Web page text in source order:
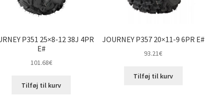
P351 25×8-12 38J 4PR
E#
101.68€
Tilføj til kurv
JOURNEY P357 20×11-9 6PR E#
93.21€
Tilføj til kurv